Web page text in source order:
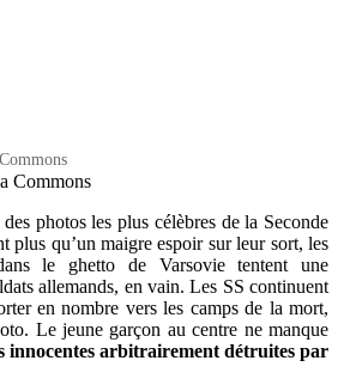
Commons
des photos les plus célèbres de la Seconde
plus qu’un maigre espoir sur leur sort, les
dans le ghetto de Varsovie tentent une
allemands, en vain. Les SS continuent
en nombre vers les camps de la mort,
Le jeune garçon au centre ne manque
innocentes arbitrairement détruites par